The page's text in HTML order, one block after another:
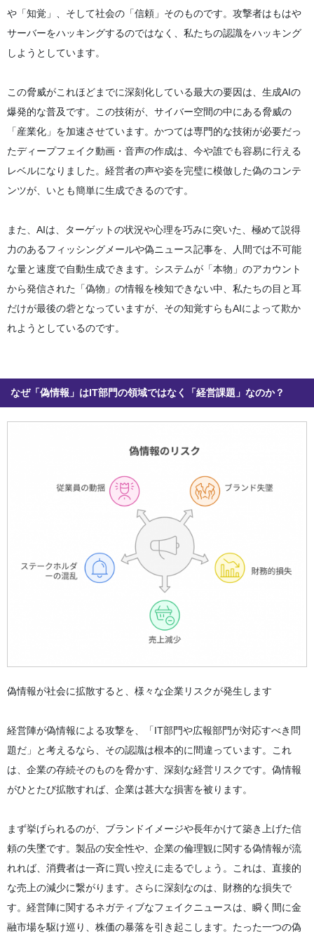
や「知覚」、そして社会の「信頼」そのものです。攻撃者はもはや
サーバーをハッキングするのではなく、私たちの認識をハッキング
しようとしています。
この脅威がこれほどまでに深刻化している最大の要因は、生成AIの
爆発的な普及です。この技術が、サイバー空間の中にある脅威の
「産業化」を加速させています。かつては専門的な技術が必要だっ
たディープフェイク動画・音声の作成は、今や誰でも容易に行える
レベルになりました。経営者の声や姿を完璧に模倣した偽のコンテ
ンツが、いとも簡単に生成できるのです。
また、AIは、ターゲットの状況や心理を巧みに突いた、極めて説得
力のあるフィッシングメールや偽ニュース記事を、人間では不可能
な量と速度で自動生成できます。システムが「本物」のアカウント
から発信された「偽物」の情報を検知できない中、私たちの目と耳
だけが最後の砦となっていますが、その知覚すらもAIによって欺か
れようとしているのです。
なぜ「偽情報」はIT部門の領域ではなく「経営課題」なのか？
偽情報が社会に拡散すると、様々な企業リスクが発生します
経営陣が偽情報による攻撃を、「IT部門や広報部門が対応すべき問
題だ」と考えるなら、その認識は根本的に間違っています。これ
は、企業の存続そのものを脅かす、深刻な経営リスクです。偽情報
がひとたび拡散すれば、企業は甚大な損害を被ります。
まず挙げられるのが、ブランドイメージや長年かけて築き上げた信
頼の失墜です。製品の安全性や、企業の倫理観に関する偽情報が流
れれば、消費者は一斉に買い控えに走るでしょう。これは、直接的
な売上の減少に繋がります。さらに深刻なのは、財務的な損失で
す。経営陣に関するネガティブなフェイクニュースは、瞬く間に金
融市場を駆け巡り、株価の暴落を引き起こします。たった一つの偽